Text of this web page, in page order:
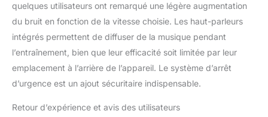
course élargi à 5
couches (400 x 1020
mm), la texture
antidérapante
multicouche et le
revêtement absorbant
les sons peuvent non
sécurité du tapis de
quelques utilisateurs ont remarqué une légère augmentation
du bruit en fonction de la vitesse choisie. Les haut-parleurs
intégrés permettent de diffuser de la musique pendant
l’entraînement, bien que leur efficacité soit limitée par leur
emplacement à l’arrière de l’appareil. Le système d’arrêt
d’urgence est un ajout sécuritaire indispensable.
Retour d’expérience et avis des utilisateurs